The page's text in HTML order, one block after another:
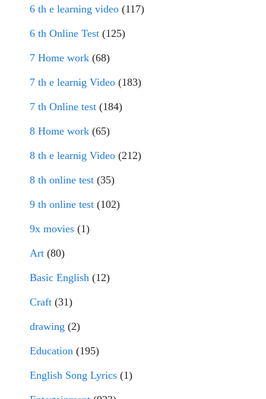
6 th e learning video (117)
6 th Online Test (125)
7 Home work (68)
7 th e learnig Video (183)
7 th Online test (184)
8 Home work (65)
8 th e learnig Video (212)
8 th online test (35)
9 th online test (102)
9x movies (1)
Art (80)
Basic English (12)
Craft (31)
drawing (2)
Education (195)
English Song Lyrics (1)